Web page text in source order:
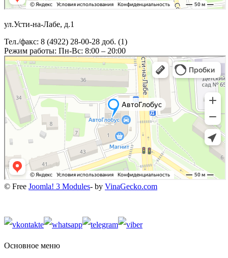
ул.Усти-на-Лабе, д.1
Тел./факс: 8 (4922) 28-00-28 доб. (1)
Режим работы: Пн-Вс: 8:00 – 20:00
© Free Joomla! 3 Modules- by VinaGecko.com
Основное меню